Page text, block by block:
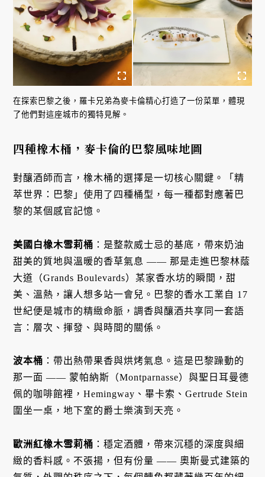
在探索巴黎之後，羅卡兄弟為麥卡倫精心打造了一份菜單，體現
了他們對這座城市的獨特見解。
四種橡木桶，麥卡倫的巴黎風味地圖
對釀酒師而言，橡木桶的選擇是一切核心關鍵。「精
萃世界：巴黎」使用了四種桶型，每一種都對應著巴
黎的某個感官記憶。
美國白橡木雪莉桶 ：是整款威士忌的基底，帶來奶油
甜美的質地與溫暖的香草氣息 —— 那是走進巴黎林蔭
大道（Grands Boulevards）某家香水坊的瞬間，甜
美、溫熱，讓人想多站一會兒。巴黎的香水工業自 17
世紀便是城市的精緻命脈，調香與釀酒共享同一套語
言：層次、揮發、與時間的關係。
波本桶 ：帶出熱帶果香與烘烤氣息。這是巴黎躁動的
那一面 —— 蒙帕納斯（Montparnasse）與聖日耳曼德
佩的咖啡館裡，Hemingway、畢卡索、Gertrude Stein
圍坐一桌，地下室的爵士樂演到天亮。
歐洲紅橡木雪莉桶 ：穩定酒體，帶來沉穩的深度與細
緻的香料感。不張揚，但有份量 —— 奧斯曼式建築的